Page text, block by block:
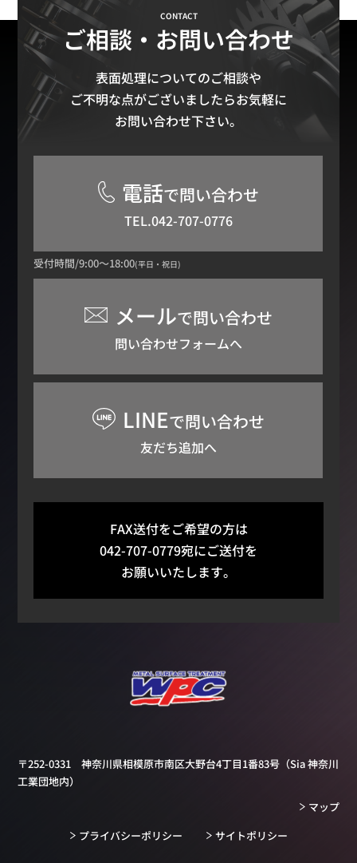
CONTACT
ご相談・お問い合わせ
表面処理についてのご相談や
ご不明な点がございましたらお気軽に
お問い合わせ下さい。
電話で問い合わせ
TEL.042-707-0776
受付時間/9:00～18:00(平日・祝日)
メールで問い合わせ
問い合わせフォームへ
LINEで問い合わせ
友だち追加へ
FAX送付をご希望の方は
042-707-0779宛にご送付を
お願いいたします。
〒252-0331 神奈川県相模原市南区大野台4丁目1番83号 （Sia 神奈川
工業団地内）
マップ
プライバシーポリシー
サイトポリシー